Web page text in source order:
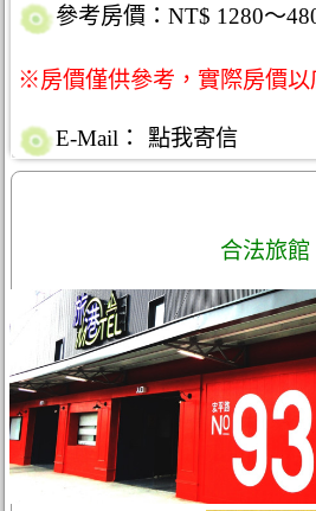
參考房價：NT$ 1280～
※房價僅供參考，實際房價
E-Mail： 點我寄信
合法旅館